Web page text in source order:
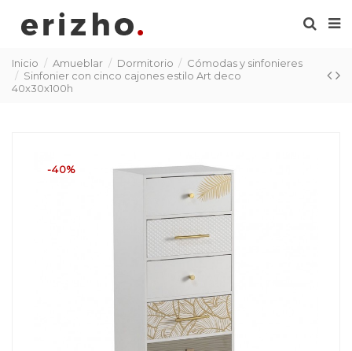
Inicio Amueblar Dormitorio
Cómodas y sinfonieres
Sinfonier con cinco cajones estilo Art deco
40x30x100h
-40%